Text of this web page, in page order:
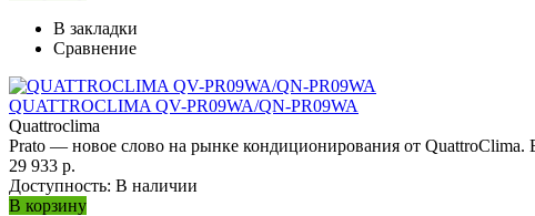
В закладки
Сравнение
QUATTROCLIMA QV-PR09WA/QN-PR09WA
Quattroclima
Prato — новое слово на рынке кондиционирования от
29 933 р.
Доступность: В наличии
В корзину